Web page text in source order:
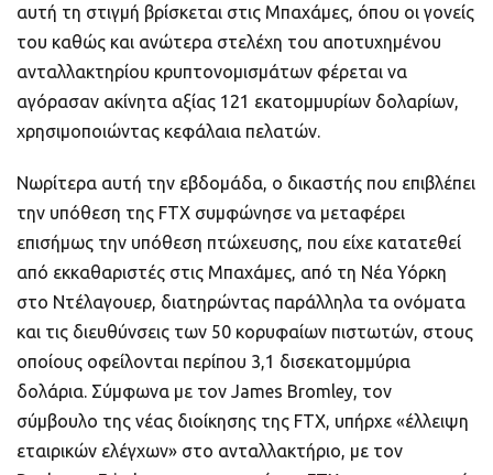
αυτή τη στιγμή βρίσκεται στις Μπαχάμες, όπου οι γονείς
του καθώς και ανώτερα στελέχη του αποτυχημένου
ανταλλακτηρίου κρυπτονομισμάτων φέρεται να
αγόρασαν ακίνητα αξίας 121 εκατομμυρίων δολαρίων,
χρησιμοποιώντας κεφάλαια πελατών.
Νωρίτερα αυτή την εβδομάδα, ο δικαστής που επιβλέπει
την υπόθεση της FTX συμφώνησε να μεταφέρει
επισήμως την υπόθεση πτώχευσης, που είχε κατατεθεί
από εκκαθαριστές στις Μπαχάμες, από τη Νέα Υόρκη
στο Ντέλαγουερ, διατηρώντας παράλληλα τα ονόματα
και τις διευθύνσεις των 50 κορυφαίων πιστωτών, στους
οποίους οφείλονται περίπου 3,1 δισεκατομμύρια
δολάρια. Σύμφωνα με τον James Bromley, τον
σύμβουλο της νέας διοίκησης της FTX, υπήρχε «έλλειψη
εταιρικών ελέγχων» στο ανταλλακτήριο, με τον